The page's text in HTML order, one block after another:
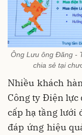
Ông Lưu ông Đăng -
chia sẻ tại
Nhiều khách
Công ty Điện lực
cấp hạ tầng lưới
đáp ứng hiệu